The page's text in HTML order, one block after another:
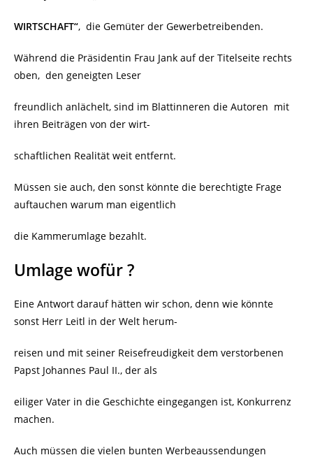
WIRTSCHAFT“, die Gemüter der Gewerbetreibenden.
Während die Präsidentin Frau Jank auf der Titelseite rechts
oben, den geneigten Leser
freundlich anlächelt, sind im Blattinneren die Autoren mit
ihren Beiträgen von der wirt-
schaftlichen Realität weit entfernt.
Müssen sie auch, den sonst könnte die berechtigte Frage
auftauchen warum man eigentlich
die Kammerumlage bezahlt.
Umlage wofür ?
Eine Antwort darauf hätten wir schon, denn wie könnte
sonst Herr Leitl in der Welt herum-
reisen und mit seiner Reisefreudigkeit dem verstorbenen
Papst Johannes Paul II., der als
eiliger Vater in die Geschichte eingegangen ist, Konkurrenz
machen.
Auch müssen die vielen bunten Werbeaussendungen